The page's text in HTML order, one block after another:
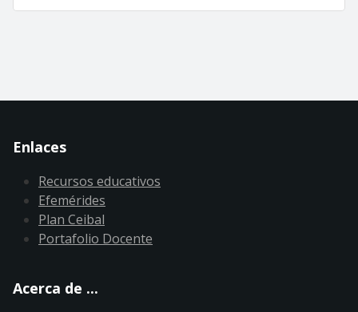
Enlaces
Recursos educativos
Efemérides
Plan Ceibal
Portafolio Docente
Acerca de ...